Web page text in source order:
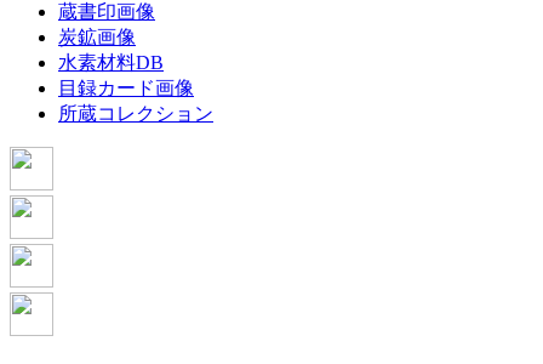
蔵書印画像
炭鉱画像
水素材料DB
目録カード画像
所蔵コレクション